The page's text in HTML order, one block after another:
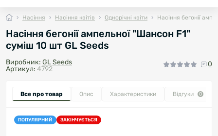
Насіння Насіння квітів Однорічні квіти Насіння бегонії
Насіння бегонії ампельної "Шансон F1"
суміш 10 шт GL Seeds
Виробник: GL Seeds
Артикул: 4792
0
Все про товар Опис Характеристики Відгуки 0
ПОПУЛЯРНИЙ ЗАКІНЧУЄТЬСЯ